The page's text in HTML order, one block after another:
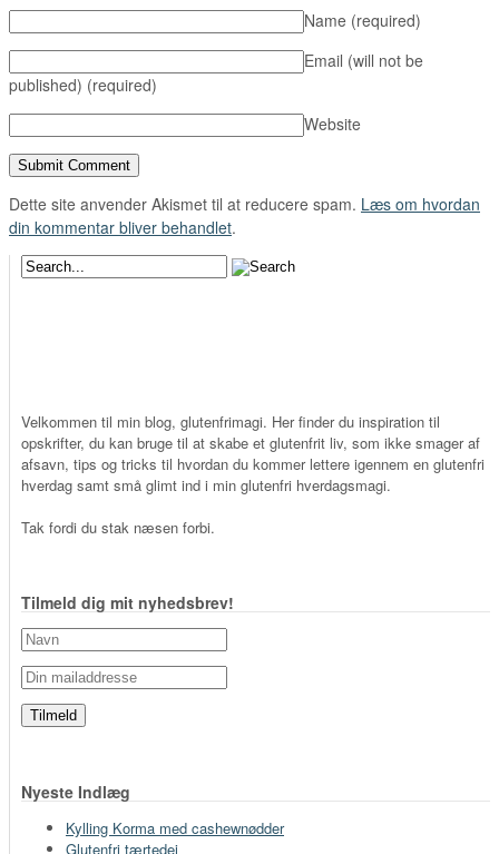
Name (required)
Email (will not be
published) (required)
Website
Dette site anvender Akismet til at reducere spam. Læs om hvordan
din kommentar bliver behandlet.
Velkommen til min blog, glutenfrimagi. Her finder du inspiration til
opskrifter, du kan bruge til at skabe et glutenfrit liv, som ikke smager af
afsavn, tips og tricks til hvordan du kommer lettere igennem en glutenfri
hverdag samt små glimt ind i min glutenfri hverdagsmagi.
Tak fordi du stak næsen forbi.
Tilmeld dig mit nyhedsbrev!
Nyeste Indlæg
Kylling Korma med cashewnødder
Glutenfri tærtedej